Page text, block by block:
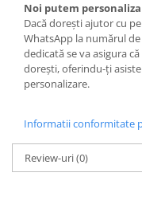
Noi putem
Dacă dorești ajutor cu
WhatsApp la numărul
dedicată se va asigura
dorești, oferindu-ți
personalizare.
Informatii conformitate
Review-uri(0)